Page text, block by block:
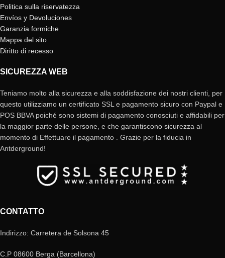
Politica sulla riservatezza
Envíos y Devoluciones
Garanzia formiche
Mappa del sito
Diritto di recesso
SICUREZZA WEB
Teniamo molto alla sicurezza e alla soddisfazione dei nostri clienti, per
questo utilizziamo un certificato SSL e pagamento sicuro con Paypal e
POS BBVA poiché sono sistemi di pagamento conosciuti e affidabili per
la maggior parte delle persone, e che garantiscono sicurezza al
momento di Effettuare il pagamento . Grazie per la fiducia in
Antderground!
CONTATTO
Indirizzo: Carretera de Solsona 45
C.P 08600 Berga (Barcellona)